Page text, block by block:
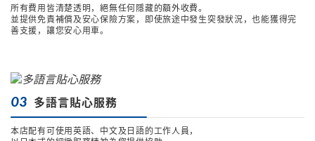
所有費用皆清楚透明，絕無任何隱藏的額外收費。
並提供免責補償及安心保險方案，即使旅途中發生突發狀況，也能獲得完
善支援，讓您安心用車。
03 多語言貼心服務
本店配有可使用英語、中文及日語的工作人員，